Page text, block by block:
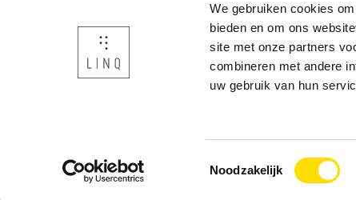
We gebruiken cookies
bieden en om ons
site met onze partners
combineren met andere
uw gebruik van hun
Toestemmingsselectie
Noodzakelijk
Klacht indienen